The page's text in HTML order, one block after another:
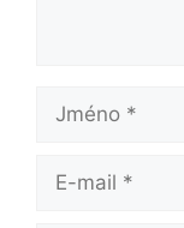
Jméno
mail